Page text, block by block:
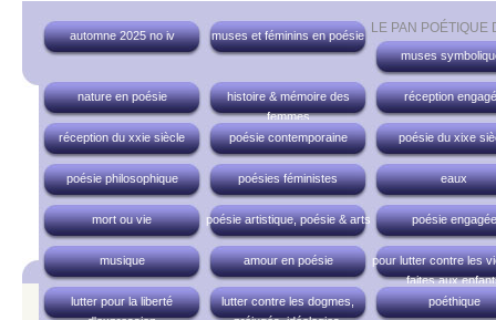
LE PAN POÉTIQUE
automne 2025 no iv
muses et féminins en poésie
muses
nature en poésie
histoire & mémoire des
femmes
réception
réception du xxie siècle poésie contemporaine poésie du xixe
poésie philosophique poésies féministes eaux
mort ou vie poésie artistique, poésie & arts poésie engagée
musique amour en poésie
pour lutter contre les
faites aux
lutter pour la liberté
lutter contre les dogmes,
poéthique